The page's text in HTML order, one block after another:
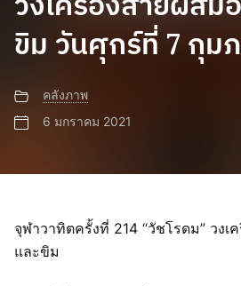
ขิม วันศุกร์ที่ 7 กุม
คลังภาพ
6 มกราคม 2021
จุฬาวาทิตครั้งที่ 214 “วัชโรดม” วง
และขิม